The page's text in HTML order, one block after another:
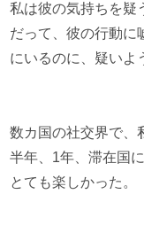
私は彼の気持ちを疑
だって、彼の行動に
にいるのに、疑いよ
数カ国の社交界で、
半年、1年、滞在国
とても楽しかった。